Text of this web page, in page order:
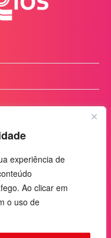
experiência de
Ao clicar em
o uso de
das Graças